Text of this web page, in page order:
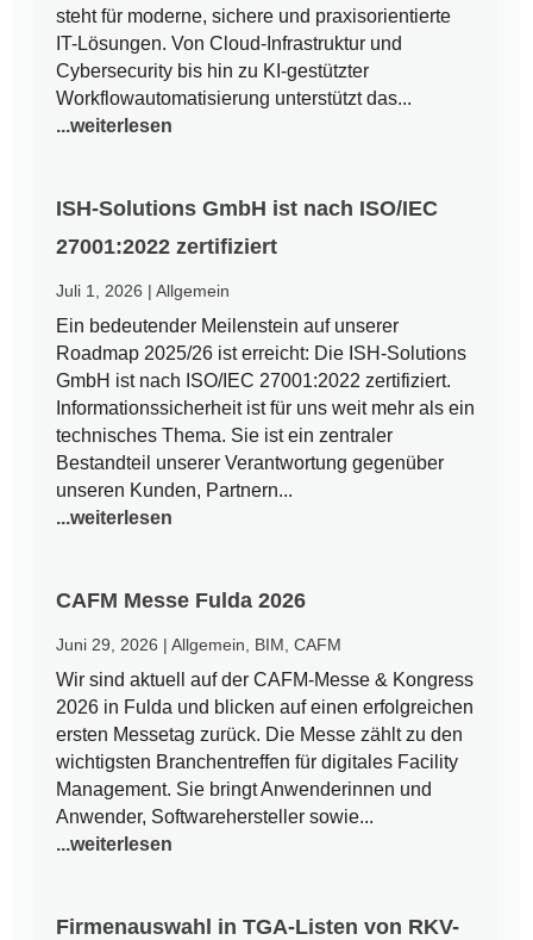
steht für moderne, sichere und praxisorientierte
IT-Lösungen. Von Cloud-Infrastruktur und
Cybersecurity bis hin zu KI-gestützter
Workflowautomatisierung unterstützt das...
...weiterlesen
ISH-Solutions GmbH ist nach ISO/IEC
27001:2022 zertifiziert
Juli 1, 2026 |Allgemein
Ein bedeutender Meilenstein auf unserer
Roadmap 2025/26 ist erreicht: Die ISH-Solutions
GmbH ist nach ISO/IEC 27001:2022 zertifiziert.
Informationssicherheit ist für uns weit mehr als ein
technisches Thema. Sie ist ein zentraler
Bestandteil unserer Verantwortung gegenüber
unseren Kunden, Partnern...
...weiterlesen
CAFM Messe Fulda 2026
Juni 29, 2026 |Allgemein BIM ,CAFM
Wir sind aktuell auf der CAFM-Messe & Kongress
2026 in Fulda und blicken auf einen erfolgreichen
ersten Messetag zurück. Die Messe zählt zu den
wichtigsten Branchentreffen für digitales Facility
Management. Sie bringt Anwenderinnen und
Anwender, Softwarehersteller sowie...
...weiterlesen
Firmenauswahl in TGA-Listen von RKV-